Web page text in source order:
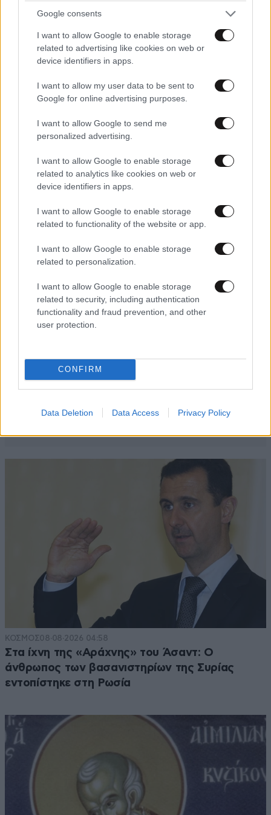
Google consents
I want to allow Google to enable storage
related to advertising like cookies on web or
device identifiers in apps.
I want to allow my user data to be sent to
Google for online advertising purposes.
I want to allow Google to send me
personalized advertising.
I want to allow Google to enable storage
related to analytics like cookies on web or
device identifiers in apps.
I want to allow Google to enable storage
related to functionality of the website or app.
I want to allow Google to enable storage
related to personalization.
I want to allow Google to enable storage
related to security, including authentication
functionality and fraud prevention, and other
user protection.
CONFIRM
Data Deletion Data Access Privacy Policy
ΚΟΣΜΟΣ08·08·2026 04:58
Στα ίχνη της «Αράχνης» του Άσαντ: Ο
άνθρωπος των βασανιστηρίων της Συρίας
εντοπίστηκε στη Ρωσία